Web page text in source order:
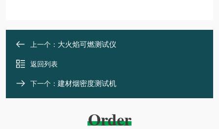
上一个： 大火焰可燃测试仪
返回列表
下一个： 建材烟密度测试机
Order